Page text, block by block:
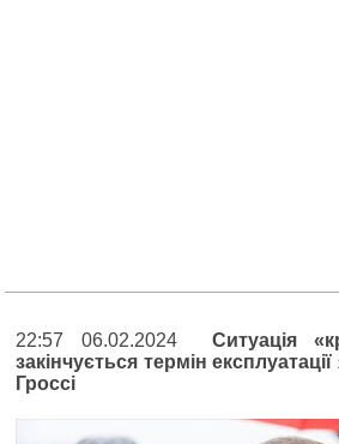
22:57 06.02.2024 Ситуація
закінчується термін
Гроссі